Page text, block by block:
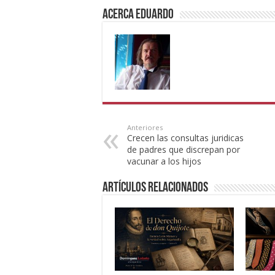
Acerca eduardo
Anteriores
Crecen las consultas juridicas
de padres que discrepan por
vacunar a los hijos
Artículos Relacionados